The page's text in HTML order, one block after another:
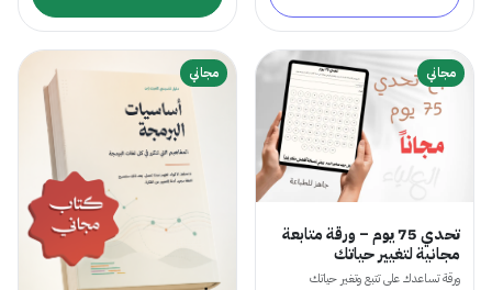
مجاني
تحدي 75 يوم – ورقة متابعة
مجانية لتغيير حياتك
ورقة تساعدك على تتبع وتغير حياتك
مجاني